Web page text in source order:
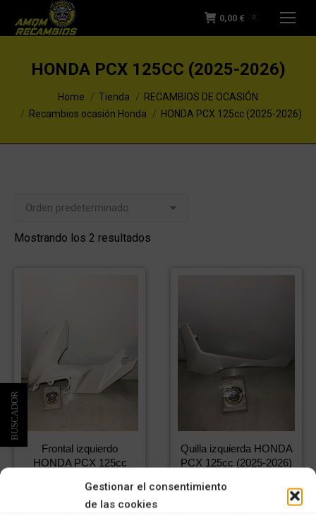
Gestionar el consentimiento
de las cookies
0,00 € 0
HONDA PCX 125CC (2025-2026)
You are here:Home Tienda
RECAMBIOS DE OCASIÓN
Recambios ocasión Honda
HONDA PCX 125cc (2025-2026)
Mostrando los 2 resultados
Frontal izquierdo
HONDA PCX 125cc
€
87,50 € IVA
Quilla izquierda HONDA
PCX 125cc (2025-2026)
94,99